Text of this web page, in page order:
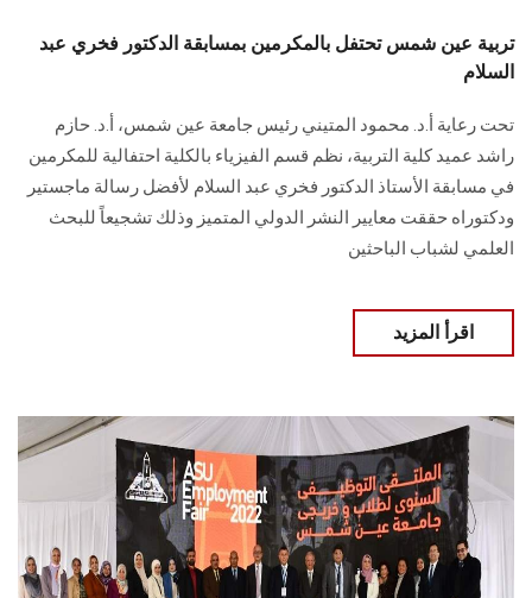
تربية عين شمس تحتفل بالمكرمين بمسابقة الدكتور فخري عبد
السلام
تحت رعاية أ.د. محمود المتيني رئيس جامعة عين شمس، أ.د. حازم
راشد عميد كلية التربية، نظم قسم الفيزياء بالكلية احتفالية للمكرمين
في مسابقة الأستاذ الدكتور فخري عبد السلام لأفضل رسالة ماجستير
ودكتوراه حققت معايير النشر الدولي المتميز وذلك تشجيعاً للبحث
العلمي لشباب الباحثين
اقرأ المزيد